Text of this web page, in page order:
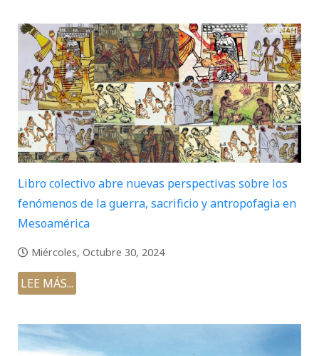
Libro colectivo abre nuevas perspectivas sobre los
fenómenos de la guerra, sacrificio y antropofagia en
Mesoamérica
Miércoles, Octubre 30, 2024
LEE MÁS...